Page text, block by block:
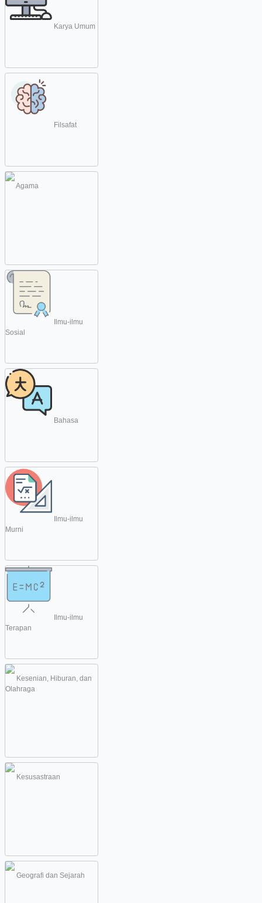
Karya Umum
Filsafat
Agama
Ilmu-ilmu
Sosial
Bahasa
Ilmu-ilmu
Murni
Ilmu-ilmu
Terapan
Kesenian, Hiburan, dan
Olahraga
Kesusastraan
Geografi dan Sejarah